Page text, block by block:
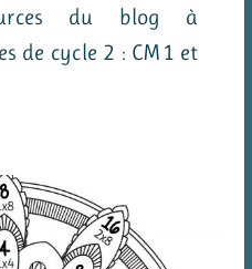
du blog à
de cycle 2 : CM1 et